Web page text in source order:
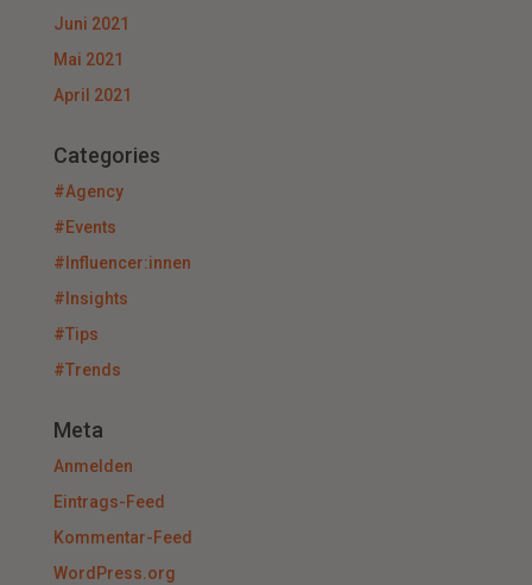
Juni 2021
Mai 2021
April 2021
Categories
#Agency
#Events
#Influencer:innen
#Insights
#Tips
#Trends
Meta
Anmelden
Eintrags-Feed
Kommentar-Feed
WordPress.org